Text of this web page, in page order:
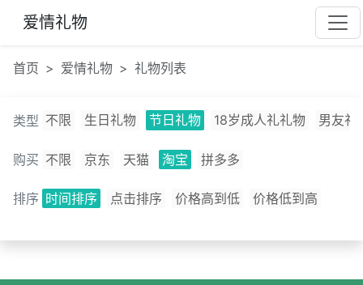
爱情礼物
首页 爱情礼物 礼物列表
类型 不限 生日礼物 节日礼物 18岁成人礼礼物 男友礼
购买 不限 京东 天猫 淘宝 拼多多
排序 时间排序 点击排序 价格高到低 价格低到高